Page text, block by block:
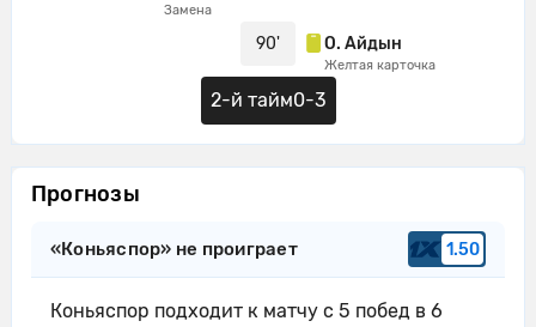
Замена
90' О. Айдын
Желтая карточка
2-й тайм0-3
Прогнозы
«Коньяспор» не проиграет 1.50
Коньяспор подходит к матчу с 5 побед в 6